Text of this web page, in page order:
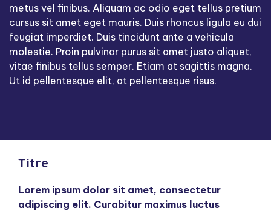
metus vel finibus. Aliquam ac odio eget tellus pretium
cursus sit amet eget mauris. Duis rhoncus ligula eu dui
feugiat imperdiet. Duis tincidunt ante a vehicula
molestie. Proin pulvinar purus sit amet justo aliquet,
vitae finibus tellus semper. Etiam at sagittis magna.
Ut id pellentesque elit, at pellentesque risus.
Titre
Lorem ipsum dolor sit amet, consectetur
adipiscing elit. Curabitur maximus luctus